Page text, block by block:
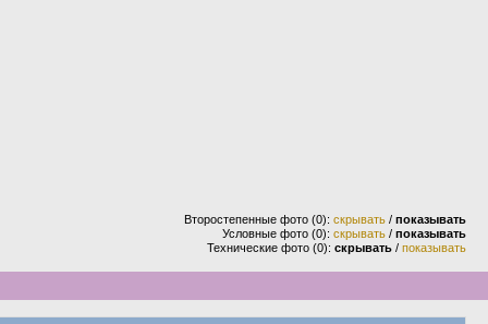
Второстепенные фото (0): скрывать / показывать
Условные фото (0): скрывать / показывать
Технические фото (0): скрывать / показывать